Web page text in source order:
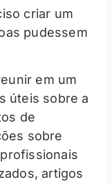
criar um
pudessem
em um
úteis sobre a
de
sobre
artigos